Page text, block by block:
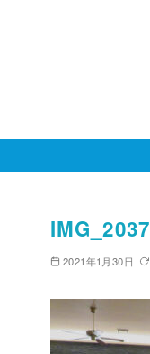
ン
IMG_2037
2021年1月30日